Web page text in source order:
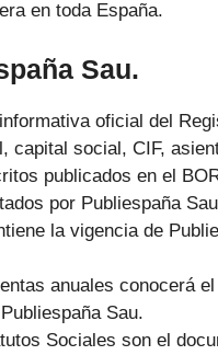
en toda España.
Sau.
oficial del
capital social, CIF,
publicados en el
por Publiespaña
la vigencia de
anuales conocerá
Sau.
Sociales son el